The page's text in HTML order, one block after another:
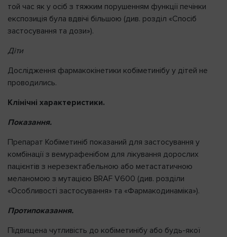
той час як у осіб з тяжким порушенням функції печінки
експозиція була вдвічі більшою (див. розділ «Спосіб
застосування та дози»).
Діти
Дослідження фармакокінетики кобіметинібу у дітей не
проводились.
Клінічні характеристики.
Показання.
Препарат Кобіметиніб показаний для застосування у
комбінації з вемурафенібом для лікування дорослих
пацієнтів з нерезектабельною або метастатичною
меланомою з мутацією BRAF V600 (див. розділи
«Особливості застосування» та «Фармакодинаміка»).
Протипоказання.
Підвищена чутливість до кобіметинібу або будь-якої